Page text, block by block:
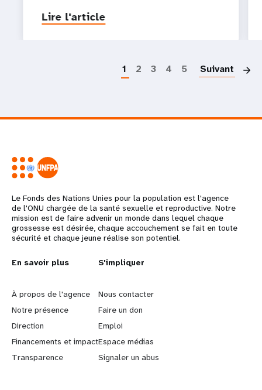
Lire l'article
1 2 3 4 5 Suivant
Le Fonds des Nations Unies pour la population est l'agence
de l'ONU chargée de la santé sexuelle et reproductive. Notre
mission est de faire advenir un monde dans lequel chaque
grossesse est désirée, chaque accouchement se fait en toute
sécurité et chaque jeune réalise son potentiel.
L
e
a
r
n
En savoir plus
À propos de l'agence
Notre présence
Direction
Financements et impact
Transparence
G
o
b
e
y
S'impliquer
Nous contacter
Faire un don
Emploi
Espace médias
Signaler un abus